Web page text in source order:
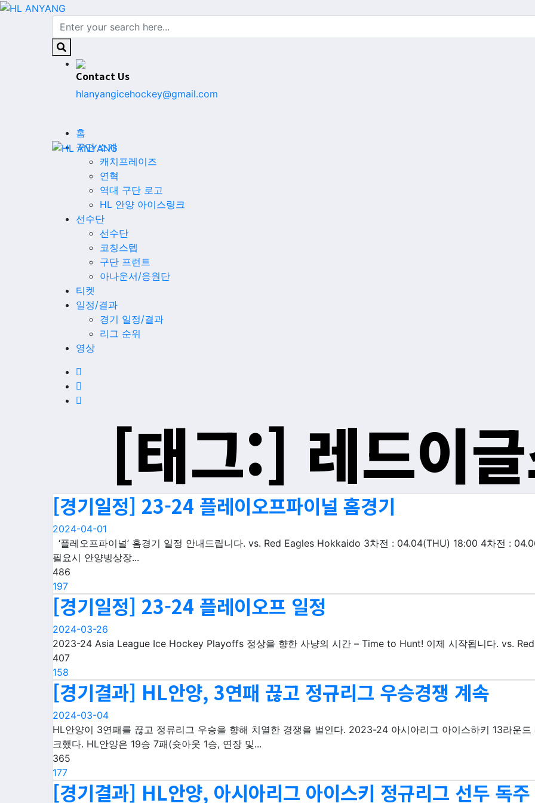
Contact Us
hlanyangicehockey@gmail.com
홈
구단 소개
캐치프레이즈
연혁
역대 구단 로고
HL 안양 아이스링크
선수단
선수단
코칭스텝
구단 프런트
아나운서/응원단
티켓
일정/결과
경기 일정/결과
리그 순위
영상
[태그:] 레드이
[경기일정] 23-24 플레이오프파이널 홈경기
2024-04-01
‘플레오프파이널’ 홈경기 일정 안내드립니다. vs. Red Eagles Hokkaido 3차전 : 04.04(THU) 18:00 4차전 :
필요시 안양빙상장...
486
197
[경기일정] 23-24 플레이오프 일정
2024-03-26
2023-24 Asia League Ice Hockey Playoffs 정상을 향한 사냥의 시간 – Time to Hunt! 이제 시작됩니다. vs.
407
158
[경기결과] HL안양, 3연패 끊고 정규리그 우승경쟁 계속
2024-03-04
HL안양이 3연패를 끊고 정류리그 우승을 향해 치열한 경쟁을 벌인다. 2023-24 아시아리그 아이스하키 13라운
크했다. HL안양은 19승 7패(슛아웃 1승, 연장 및...
365
177
[경기결과] HL안양, 아시아리그 아이스키 정규리그 선두 독주